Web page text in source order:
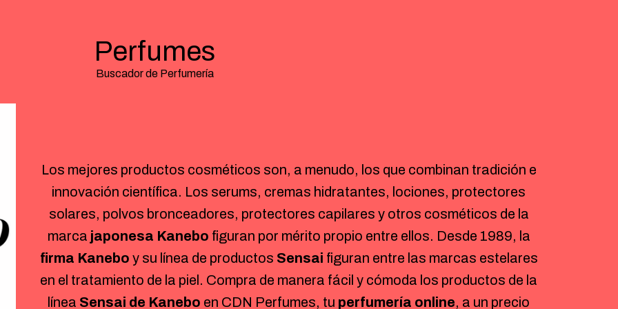
Perfumes
Buscador de Perfumería
Los mejores productos cosméticos son, a menudo, los que combinan tradición e
innovación científica. Los serums, cremas hidratantes, lociones, protectores
solares, polvos bronceadores, protectores capilares y otros cosméticos de la
marca japonesa Kanebo figuran por mérito propio entre ellos. Desde 1989, la
firma Kanebo y su línea de productos Sensai figuran entre las marcas estelares
en el tratamiento de la piel. Compra de manera fácil y cómoda los productos de la
línea Sensai de Kanebo en CDN Perfumes, tu perfumería online, a un precio